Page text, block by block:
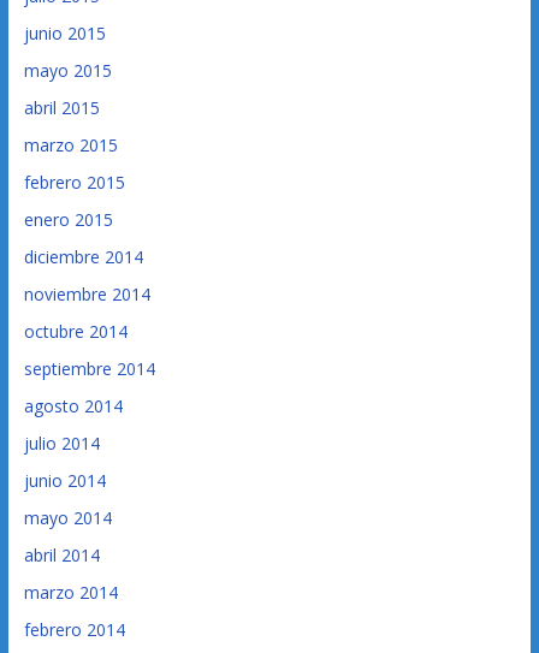
junio 2015
mayo 2015
abril 2015
marzo 2015
febrero 2015
enero 2015
diciembre 2014
noviembre 2014
octubre 2014
septiembre 2014
agosto 2014
julio 2014
junio 2014
mayo 2014
abril 2014
marzo 2014
febrero 2014